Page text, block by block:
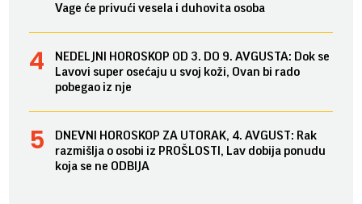
Vage će privući vesela i duhovita osoba
NEDELJNI HOROSKOP OD 3. DO 9. AVGUSTA: Dok se
Lavovi super osećaju u svoj koži, Ovan bi rado
pobegao iz nje
DNEVNI HOROSKOP ZA UTORAK, 4. AVGUST: Rak
razmišlja o osobi iz PROŠLOSTI, Lav dobija ponudu
koja se ne ODBIJA